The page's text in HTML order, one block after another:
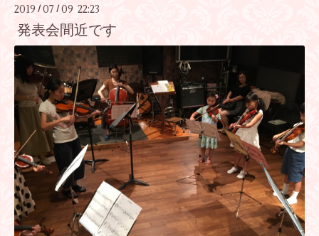
2019 /07 /09 22:23
発表会間近です